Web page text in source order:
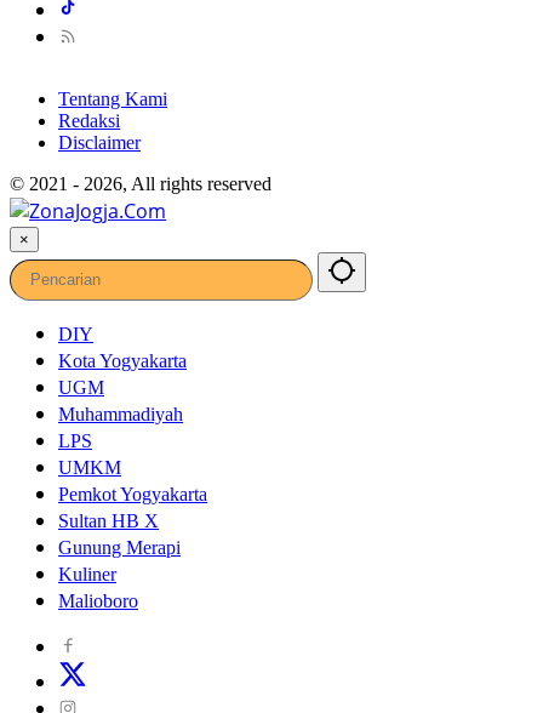
Tentang Kami
Redaksi
Disclaimer
© 2021 - 2026, All rights reserved
×
DIY
Kota Yogyakarta
UGM
Muhammadiyah
LPS
UMKM
Pemkot Yogyakarta
Sultan HB X
Gunung Merapi
Kuliner
Malioboro